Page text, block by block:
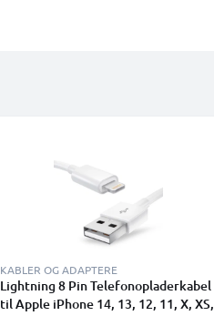
KABLER OG ADAPTERE
Lightning 8 Pin Telefonopladerkabel
til Apple iPhone 14, 13, 12, 11, X, XS,